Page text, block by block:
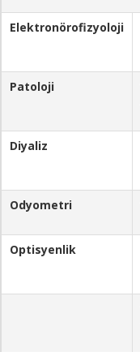
Elektronörofizyoloji
Patoloji
Diyaliz
Odyometri
Optisyenlik